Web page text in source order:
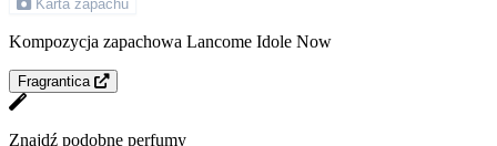
Karta zapachu
Kompozycja zapachowa Lancome Idole Now
Fragrantica
Znajdź podobne perfumy